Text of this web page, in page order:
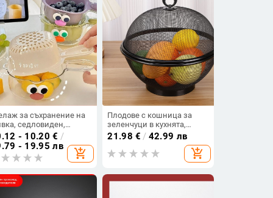
за съхранение на
седловиден,
с двойно
висяща
за басейн,
за съхранение
стелаж
- 10.20 € /
- 19.95 лв
add_shopping_cart
Плодове с кошница за
зеленчуци в кухнята,
покривало за дома, едро,
чиния с плодове, чиния с
плодове в кухнята,
зеленчуци и плодове,
21.98 € / 42.99 лв
add_shopping_cart